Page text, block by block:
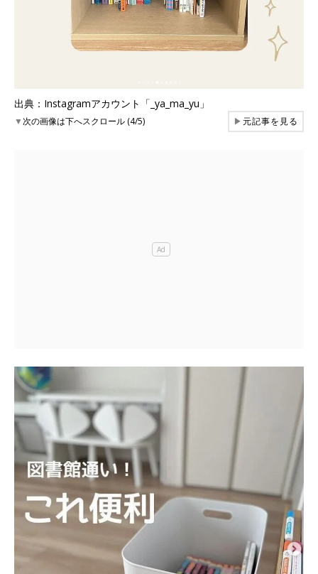
出典：Instagramアカウント「_ya_ma_yu」
▼次の画像は下へスクロール (4/5) ▶元記事を見る